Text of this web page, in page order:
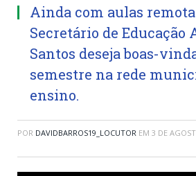
Ainda com aulas
Secretário de Educação
Santos deseja boas-
semestre na rede
ensino.
POR DAVIDBARROS19_LOCUTOR EM 3 DE